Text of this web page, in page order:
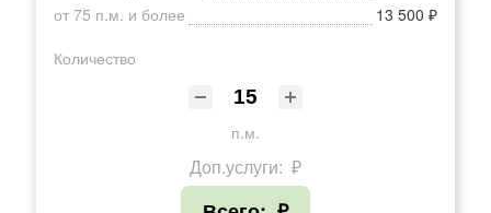
от 75 п.м. и более
13 500 ₽
Количество
п.м.
Доп.услуги: ₽